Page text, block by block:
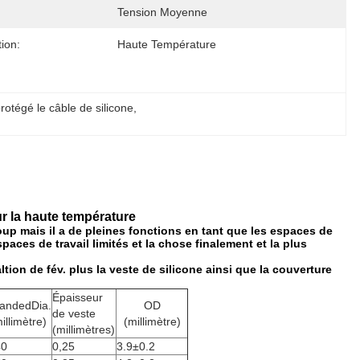
Tension Moyenne
Haute Température
le câble de silicone,
la haute température
mais il a de pleines fonctions en tant que les espaces de
de travail limités et la chose finalement et la plus
de fév. plus la veste de silicone ainsi que la couverture
Épaisseur
de veste
(millimètres)
OD
(millimètre)
0,25
3.9±0.2